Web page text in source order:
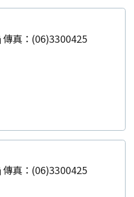
傳真：(06)3300425
傳真：(06)3300425